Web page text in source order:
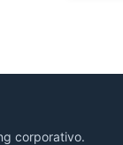
corporativo.